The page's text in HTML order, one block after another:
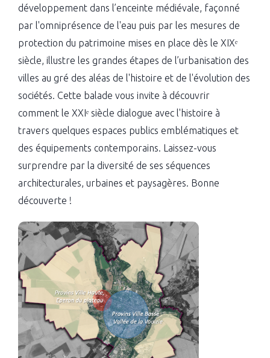
développement dans l’enceinte médiévale, façonné
par l'omniprésence de l'eau puis par les mesures de
protection du patrimoine mises en place dès le XIXᵉ
siècle, illustre les grandes étapes de l’urbanisation des
villes au gré des aléas de l'histoire et de l'évolution des
sociétés. Cette balade vous invite à découvrir
comment le XXIᵉ siècle dialogue avec l'histoire à
travers quelques espaces publics emblématiques et
des équipements contemporains. Laissez-vous
surprendre par la diversité de ses séquences
architecturales, urbaines et paysagères. Bonne
découverte !